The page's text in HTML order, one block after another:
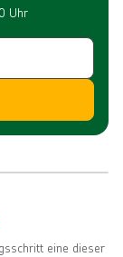
Uhr
eine dieser